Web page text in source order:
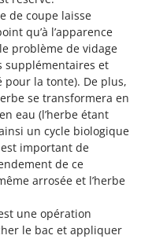
de coupe laisse
qu’à l’apparence
problème de vidage
supplémentaires et
pour la tonte). De plus,
se transformera en
eau (l’herbe étant
un cycle biologique
important de
de ce
arrosée et l’herbe
une opération
le bac et appliquer